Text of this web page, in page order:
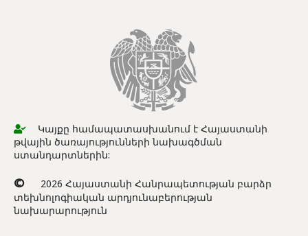
Կայքը համապատասխանում է Հայաստանի
թվային ծառայությունների նախագծման
ստանդարտներին:
©
2026 Հայաստանի Հանրապետության բարձր
տեխնոլոգիական արդյունաբերության
նախարարություն